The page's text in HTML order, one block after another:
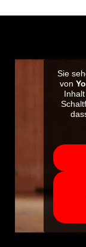
Sie
von